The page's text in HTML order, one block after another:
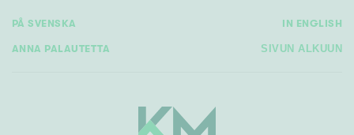
Ominaisuudet
Hissi
PÅ SVENSKA IN ENGLISH
ANNA PALAUTETTA SIVUN ALKUUN